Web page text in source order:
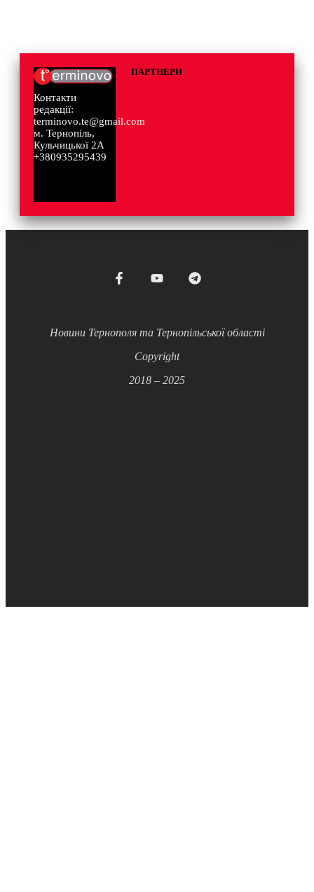
Контакти
редакції:
terminovo.te@gmail.com
м. Тернопіль,
Кульчицької 2А
+380935295439
ПАРТНЕРИ
Новини Тернополя та Тернопільської області
Copyright
2018 – 2025